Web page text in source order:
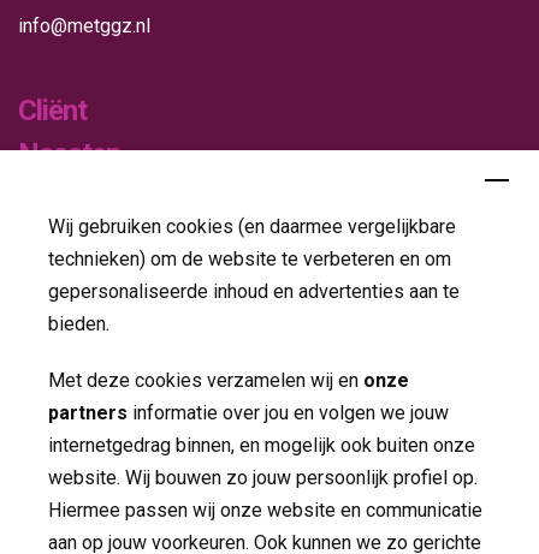
Wij gebruiken cookies (en daarmee vergelijkbare
technieken) om de website te verbeteren en om
gepersonaliseerde inhoud en advertenties aan te
bieden.
Met deze cookies verzamelen wij en onze
partners informatie over jou en volgen we jouw
internetgedrag binnen, en mogelijk ook buiten onze
website. Wij bouwen zo jouw persoonlijk profiel op.
Hiermee passen wij onze website en communicatie
aan op jouw voorkeuren. Ook kunnen we zo gerichte
info@metggz.nl
Cliënt
Naasten
Publicaties
Folders
Jaarverslagen
Nieuws
Contact